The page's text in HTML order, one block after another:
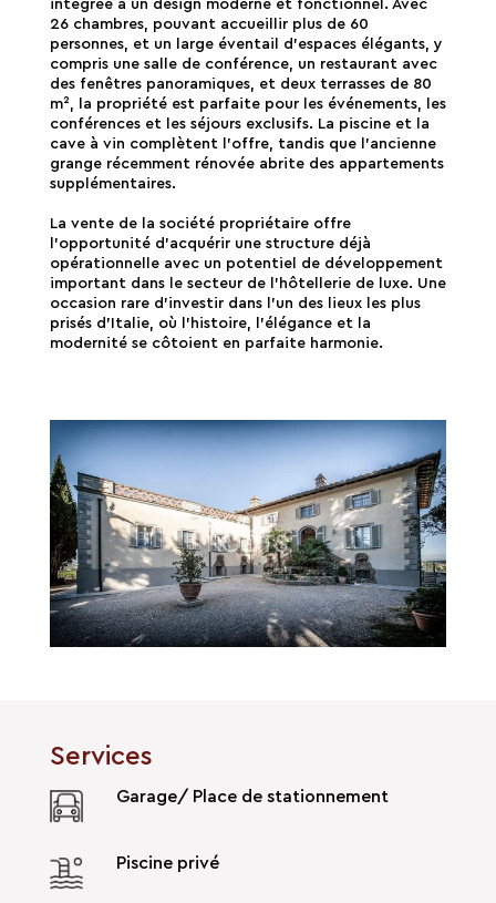
intégrée à un design moderne et fonctionnel. Avec
26 chambres, pouvant accueillir plus de 60
personnes, et un large éventail d'espaces élégants, y
compris une salle de conférence, un restaurant avec
des fenêtres panoramiques, et deux terrasses de 80
m², la propriété est parfaite pour les événements, les
conférences et les séjours exclusifs. La piscine et la
cave à vin complètent l'offre, tandis que l'ancienne
grange récemment rénovée abrite des appartements
supplémentaires.
La vente de la société propriétaire offre
l'opportunité d'acquérir une structure déjà
opérationnelle avec un potentiel de développement
important dans le secteur de l'hôtellerie de luxe. Une
occasion rare d'investir dans l'un des lieux les plus
prisés d'Italie, où l'histoire, l'élégance et la
modernité se côtoient en parfaite harmonie.
Services
Garage/ Place de stationnement
Piscine privé